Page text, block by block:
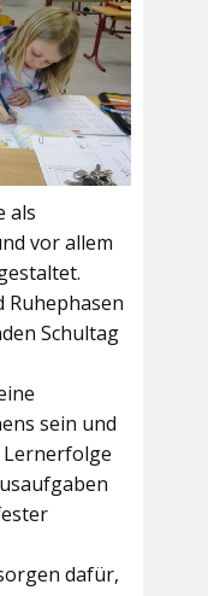
als
vor allem
Ruhephasen
Schultag
sein und
dafür,